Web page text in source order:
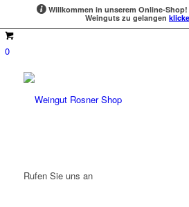
Willkommen in unserem Online-Shop!
Weinguts zu gelangen
0
Rufen Sie uns an